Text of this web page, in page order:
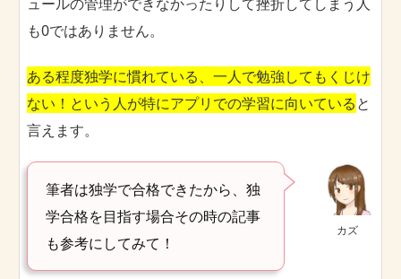
も0ではありません。
ある程度独学に慣れている、一人で勉強してもくじけ
ない！という人が特にアプリでの学習に向いていると
言えます。
カズ
筆者は独学で合格できたから、独
学合格を目指す場合その時の記事
も参考にしてみて！